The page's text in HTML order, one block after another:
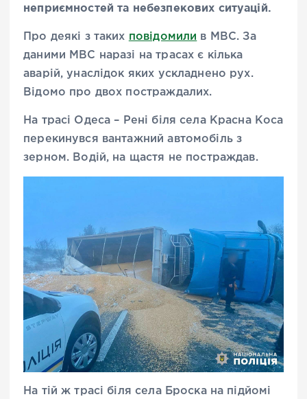
неприємностей та небезпекових ситуацій.
Про деякі з таких повідомили в МВС. За
даними МВС наразі на трасах є кілька
аварій, унаслідок яких ускладнено рух.
Відомо про двох постраждалих.
На трасі Одеса – Рені біля села Красна Коса
перекинувся вантажний автомобіль з
зерном. Водій, на щастя не постраждав.
На тій ж трасі біля села Броска на підйомі